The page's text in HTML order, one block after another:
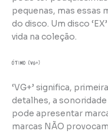
pequenas, mas essas
do disco. Um disco
vida na coleção.
ótimo (VG+)
‘VG+’ significa,
detalhes, a sonoridade
pode apresentar
marcas NÃO